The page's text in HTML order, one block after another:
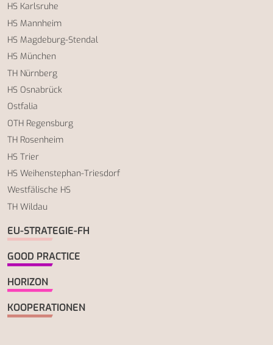
HS Karlsruhe
HS Mannheim
HS Magdeburg-Stendal
HS München
TH Nürnberg
HS Osnabrück
Ostfalia
OTH Regensburg
TH Rosenheim
HS Trier
HS Weihenstephan-Triesdorf
Westfälische HS
TH Wildau
EU-STRATEGIE-FH
GOOD PRACTICE
HORIZON
KOOPERATIONEN